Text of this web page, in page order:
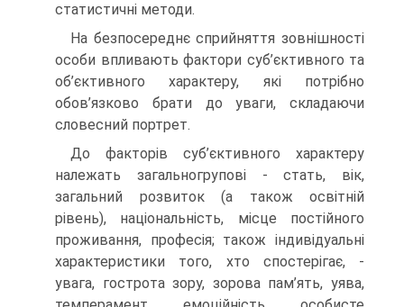
статистичні методи.
На безпосереднє сприйняття зовнішності
особи впливають фактори суб’єктивного та
об’єктивного характеру, які потрібно
обов’язково брати до уваги, складаючи
словесний портрет.
До факторів суб’єктивного характеру
належать загальногрупові - стать, вік,
загальний розвиток (а також освітній
рівень), національність, місце постійного
проживання, професія; також індивідуальні
характеристики того, хто спостерігає, -
увага, гострота зору, зорова пам’ять, уява,